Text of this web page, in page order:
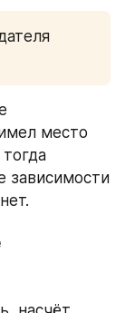
место
зависимости